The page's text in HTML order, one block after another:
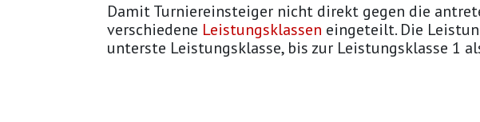
Damit Turniereinsteiger nicht direkt gegen die
verschiedene Leistungsklassen eingeteilt. Die
unterste Leistungsklasse, bis zur Leistungsklasse 1